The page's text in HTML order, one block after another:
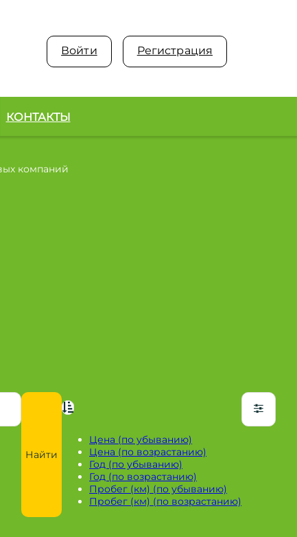
Войти Регистрация
КОНТАКТЫ
Найти
Цена (по убыванию)
Цена (по возрастанию)
Год (по убыванию)
Год (по возрастанию)
Пробег (км) (по убыванию)
Пробег (км) (по возрастанию)